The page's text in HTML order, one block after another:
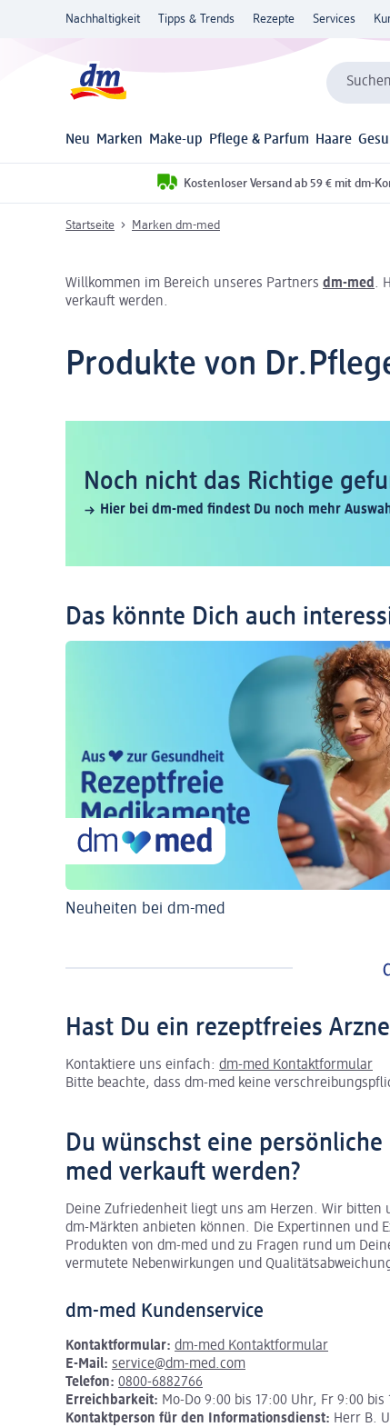
Nachhaltigkeit Tipps & Trends Rezepte Services
Neu Marken Make-up Pflege & Parfum Haare
Kostenloser Versand ab 59 € mit dm-
Startseite Marken dm-med
Willkommen im Bereich unseres Partners dm-med .
verkauft werden.
Produkte von
Noch nicht das Richtige
Hier bei dm-med findest Du noch mehr
Das könnte Dich auch
Neuheiten bei dm-med
Hast Du ein rezeptfreies
Kontaktiere uns einfach: dm-med Kontaktformular
Bitte beachte, dass dm-med keine
Du wünschst eine
med verkauft werden?
Deine Zufriedenheit liegt uns am Herzen. Wir bitten
dm-Märkten anbieten können. Die Expertinnen und
Produkten von dm-med und zu Fragen rund um
vermutete Nebenwirkungen und
dm-med Kundenservice
Kontaktformular: dm-med Kontaktformular
E-Mail: service@dm-med.com
Telefon: 0800-6882766
Erreichbarkeit: Mo-Do 9:00 bis 17:00 Uhr, Fr 9:00 bis
Kontaktperson für den Informationsdienst: Herr B.